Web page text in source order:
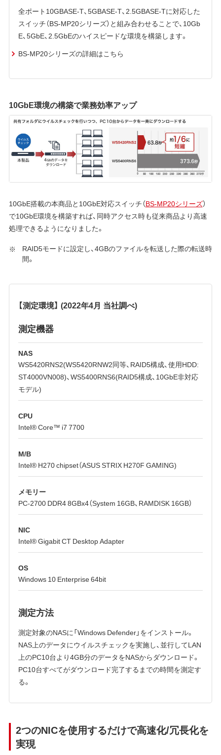
全ポート10GBASE-T、5GBASE-T、2.5GBASE-Tに対応した
スイッチ（BS-MP20シリーズ）と組み合わせることで、10Gb
E、5GbE、2.5GbEのハイスピードな環境を構築します。
BS-MP20シリーズの詳細はこちら
10GbE環境の構築で業務効率アップ
10GbE搭載の本商品と10GbE対応スイッチ（BS-MP20シリーズ）
で10GbE環境を構築すれば、同時アクセス時も従来商品より高速
処理できるようになりました。
RAID5モードに設定し、4GBのファイルを転送した際の転送時
間。
【測定環境】 (2022年4月 当社調べ)
測定機器
NAS
WS5420RNS2(WS5420RNW2同等、RAID5構成、使用HDD:
ST4000VN008)、WS5400RNS6(RAID5構成、10GbE非対応
モデル)
CPU
Intel® Core™ i7 7700
M/B
Intel® H270 chipset（ASUS STRIX H270F GAMING)
メモリー
PC-2700 DDR4 8GBx4（System 16GB、RAMDISK 16GB）
NIC
Intel® Gigabit CT Desktop Adapter
OS
Windows 10 Enterprise 64bit
測定方法
測定対象のNASに「Windows Defender」をインストール。
NAS上のデータにウイルスチェックを実施し、並行してLAN
上のPC10台より4GB分のデータをNASからダウンロード。
PC10台すべてがダウンロード完了するまでの時間を測定す
る。
2つのNICを使用するだけで高速化/冗長化を
実現